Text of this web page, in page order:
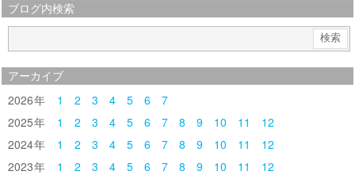
ブログ内検索
アーカイブ
2026 1 2 3 4 5 6
7
2025
1 2 3 4 5 6 7 8 9 10 11
12
2024
1 2 3 4 5 6 7 8 9 10 11
12
2023
1 2 3 4 5 6 7 8 9 10 11
12